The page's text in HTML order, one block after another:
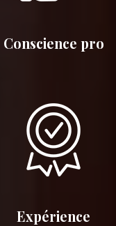
Conscience pro
Expérience